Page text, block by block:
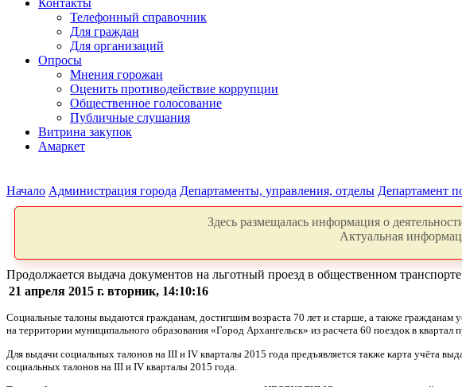
Контакты
Телефонный справочник
Для граждан
Для организаций
Опросы
Мнения горожан
Оценить противодействие коррупции
Общественное голосование
Публичные слушания
Витрина закупок
Амаркет
Начало Администрация города Департаменты, управления, отделы Департамент
Здесь размещалась информация о
Актуальная
Продолжается выдача документов на льготный проезд в общественном транспорте
21 апреля 2015 г. вторник, 14:10:16
Социальные талоны выдаются гражданам, достигшим возраста 70 лет и старше, а также
на территории муниципального образования «Город Архангельск» из расчета 60 поездок в
Для выдачи социальных талонов на III и IV кварталы 2015 года предъявляется также карта учёта
социальных талонов на III и IV кварталы 2015 года.